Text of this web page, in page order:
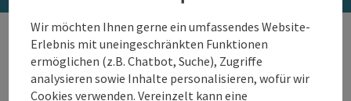
Visualisierungen der
römischen Ausgrabungen
Wir möchten Ihnen gerne ein umfassendes Website-
Erlebnis mit uneingeschränkten Funktionen
ermöglichen (z.B. Chatbot, Suche), Zugriffe
analysieren sowie Inhalte personalisieren, wofür wir
Cookies verwenden. Vereinzelt kann eine